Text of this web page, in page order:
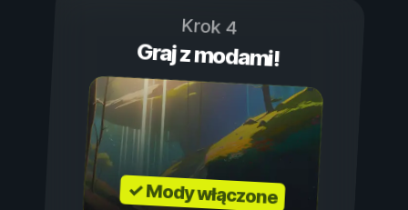
Krok 4
Graj z modami!
✓ Mody włączone